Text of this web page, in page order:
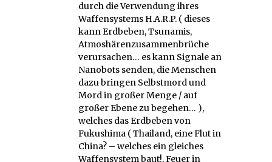
durch die Verwendung ihres
Waffensystems H.A.R.P. ( dieses
kann Erdbeben, Tsunamis,
Atmoshärenzusammenbrüche
verursachen… es kann Signale an
Nanobots senden, die Menschen
dazu bringen Selbstmord und
Mord in großer Menge / auf
großer Ebene zu begehen… ),
welches das Erdbeben von
Fukushima ( Thailand, eine Flut in
China? – welches ein gleiches
Waffensystem baut!, Feuer in